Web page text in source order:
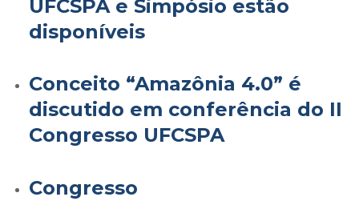
UFCSPA e Simpósio estão
disponíveis
Conceito “Amazônia 4.0” é
discutido em conferência do II
Congresso UFCSPA
Congresso